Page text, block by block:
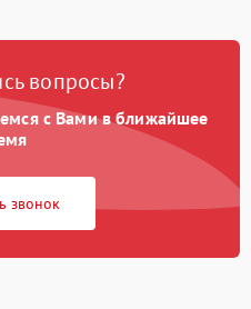
2100 ₽ Подробнее →
1700 ₽
вопросы?
с Вами в ближайшее
звонок